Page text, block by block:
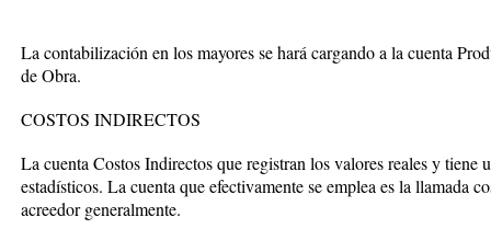
La contabilización en los mayores se hará cargando a la cuenta
de Obra.
COSTOS INDIRECTOS
La cuenta Costos Indirectos que registran los valores reales y tiene
estadísticos. La cuenta que efectivamente se emplea es la llamada
acreedor generalmente.